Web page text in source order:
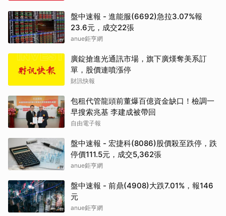
盤中速報 - 進能服(6692)急拉3.07%報
23.6元，成交22張
anue鉅亨網
廣錠搶進光通訊市場，旗下廣熯奪美系訂
單，股價連噴漲停
財訊快報
包租代管龍頭前董爆百億資金缺口！檢調一
早搜索兆基 李建成被帶回
自由電子報
盤中速報 - 宏捷科(8086)股價殺至跌停，跌
停價111.5元，成交5,362張
anue鉅亨網
盤中速報 - 前鼎(4908)大跌7.01%，報146
元
anue鉅亨網